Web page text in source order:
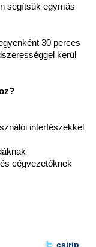
segítsük egymás
30 perces
kerül
interfészekkel
cégvezetőknek
csirip